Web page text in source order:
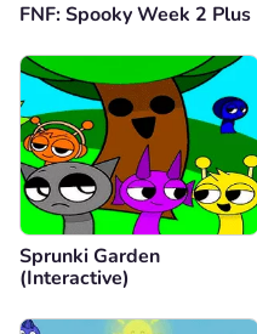
FNF: Spooky Week 2 Plus
Sprunki Garden
(Interactive)